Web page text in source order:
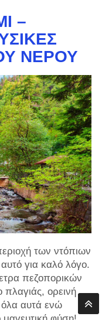
–
ΝΕΡΟΎ
των ντόπιων
αυτό για καλό λόγο.
πεζοπορικών
ορεινή
αυτά ενώ